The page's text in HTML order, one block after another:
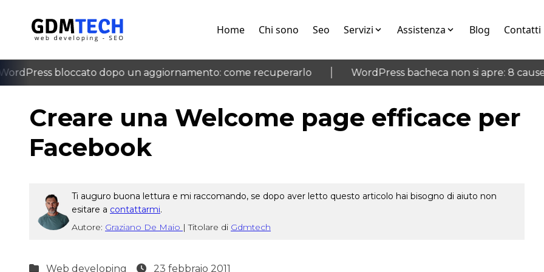
Home Chi sono Seo Servizi Assistenza Blog Contatti
bloccato dopo un aggiornamento: come recuperarlo WordPress bacheca non si apre: 8 cause
‹
Creare una Welcome page efficace per
Facebook
Ti auguro buona lettura e mi raccomando, se dopo aver letto questo articolo hai bisogno di aiuto non
esitare a contattarmi.
Autore: Graziano De Maio | Titolare di Gdmtech
Web developing 23 febbraio 2011